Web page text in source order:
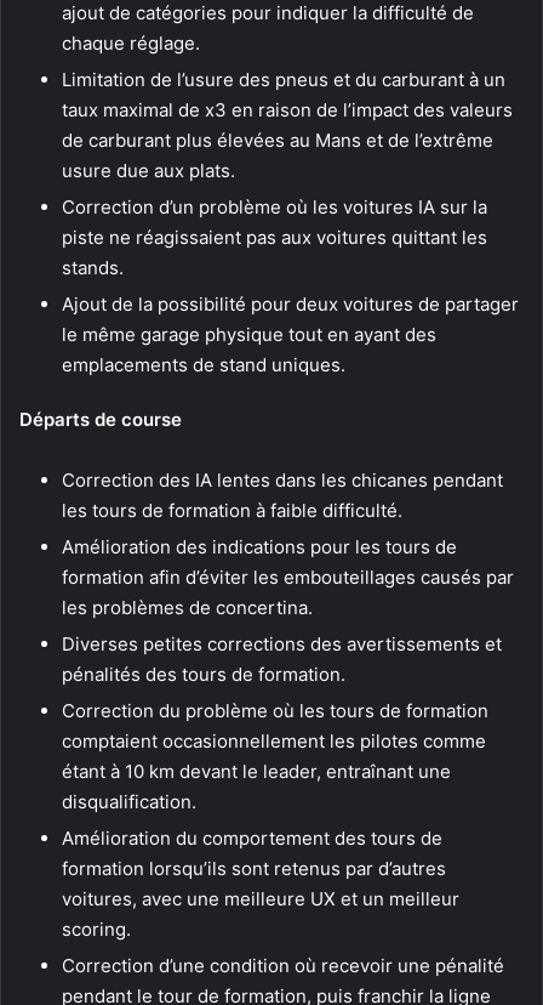
ajout de catégories pour indiquer la difficulté de
chaque réglage.
Limitation de l’usure des pneus et du carburant à un
taux maximal de x3 en raison de l’impact des valeurs
de carburant plus élevées au Mans et de l’extrême
usure due aux plats.
Correction d’un problème où les voitures IA sur la
piste ne réagissaient pas aux voitures quittant les
stands.
Ajout de la possibilité pour deux voitures de partager
le même garage physique tout en ayant des
emplacements de stand uniques.
Départs de course
Correction des IA lentes dans les chicanes pendant
les tours de formation à faible difficulté.
Amélioration des indications pour les tours de
formation afin d’éviter les embouteillages causés par
les problèmes de concertina.
Diverses petites corrections des avertissements et
pénalités des tours de formation.
Correction du problème où les tours de formation
comptaient occasionnellement les pilotes comme
étant à 10 km devant le leader, entraînant une
disqualification.
Amélioration du comportement des tours de
formation lorsqu’ils sont retenus par d’autres
voitures, avec une meilleure UX et un meilleur
scoring.
Correction d’une condition où recevoir une pénalité
pendant le tour de formation, puis franchir la ligne